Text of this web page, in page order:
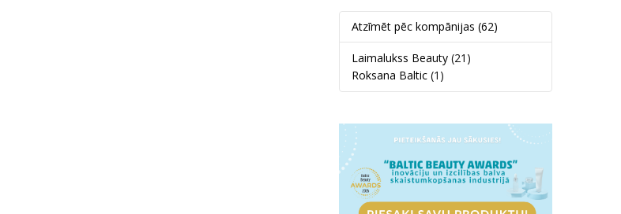
Atzīmēt pēc kompānijas (62)
Laimalukss Beauty (21)
Roksana Baltic (1)